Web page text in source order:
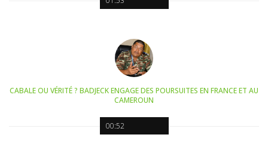
00:52
CABALE OU VÉRITÉ ? BADJECK ENGAGE DES POURSUITES EN FRANCE ET AU
CAMEROUN